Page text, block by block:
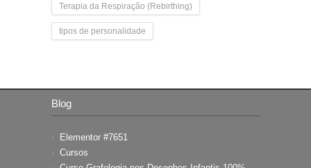
Terapia da Respiração (Rebirthing)
tipos de personalidade
Blog
Elementor #7651
Cursos